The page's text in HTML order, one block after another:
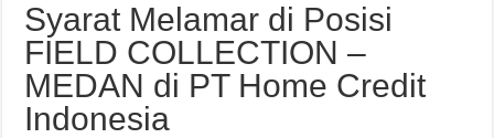
Syarat Melamar di Posisi
FIELD COLLECTION –
MEDAN di PT Home Credit
Indonesia